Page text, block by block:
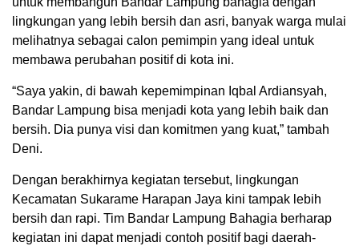
lingkungan yang lebih bersih dan asri, banyak warga mulai
melihatnya sebagai calon pemimpin yang ideal untuk
membawa perubahan positif di kota ini.
“Saya yakin, di bawah kepemimpinan Iqbal Ardiansyah,
Bandar Lampung bisa menjadi kota yang lebih baik dan
bersih. Dia punya visi dan komitmen yang kuat,” tambah
Deni.
Dengan berakhirnya kegiatan tersebut, lingkungan
Kecamatan Sukarame Harapan Jaya kini tampak lebih
bersih dan rapi. Tim Bandar Lampung Bahagia berharap
kegiatan ini dapat menjadi contoh positif bagi daerah-